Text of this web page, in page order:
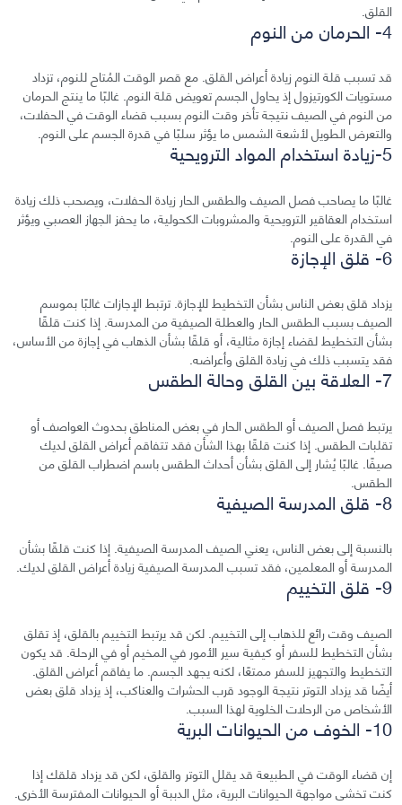
القلق.
4- الحرمان من النوم
قد تسبب قلة النوم زيادة أعراض القلق. مع قصر الوقت المُتاح للنوم، تزداد
مستويات الكورتيزول إذ يحاول الجسم تعويض قلة النوم. غالبًا ما ينتج الحرمان
من النوم في الصيف نتيجة تأخر وقت النوم بسبب قضاء الوقت في الحفلات،
والتعرض الطويل لأشعة الشمس ما يؤثر سلبًا في قدرة الجسم على النوم.
5-زيادة استخدام المواد الترويحية
غالبًا ما يصاحب فصل الصيف والطقس الحار زيادة الحفلات، ويصحب ذلك زيادة
استخدام العقاقير الترويحية والمشروبات الكحولية، ما يحفز الجهاز العصبي ويؤثر
في القدرة على النوم.
6- قلق الإجازة
يزداد قلق بعض الناس بشأن التخطيط للإجازة. ترتبط الإجازات غالبًا بموسم
الصيف بسبب الطقس الحار والعطلة الصيفية من المدرسة. إذا كنت قلقًا
بشأن التخطيط لقضاء إجازة مثالية، أو قلقًا بشأن الذهاب في إجازة من الأساس،
فقد يتسبب ذلك في زيادة القلق وأعراضه.
7- العلاقة بين القلق وحالة الطقس
يرتبط فصل الصيف أو الطقس الحار في بعض المناطق بحدوث العواصف أو
تقلبات الطقس. إذا كنت قلقًا بهذا الشأن فقد تتفاقم أعراض القلق لديك
صيفًا. غالبًا يُشار إلى القلق بشأن أحداث الطقس باسم اضطراب القلق من
الطقس.
8- قلق المدرسة الصيفية
بالنسبة إلى بعض الناس، يعني الصيف المدرسة الصيفية. إذا كنت قلقًا بشأن
المدرسة أو المعلمين، فقد تسبب المدرسة الصيفية زيادة أعراض القلق لديك.
9- قلق التخييم
الصيف وقت رائع للذهاب إلى التخييم. لكن قد يرتبط التخييم بالقلق، إذ تقلق
بشأن التخطيط للسفر أو كيفية سير الأمور في المخيم أو في الرحلة. قد يكون
التخطيط والتجهيز للسفر ممتعًا، لكنه يجهد الجسم. ما يفاقم أعراض القلق.
أيضًا قد يزداد التوتر نتيجة الوجود قرب الحشرات والعناكب، إذ يزداد قلق بعض
الأشخاص من الرحلات الخلوية لهذا السبب.
10- الخوف من الحيوانات البرية
إن قضاء الوقت في الطبيعة قد يقلل التوتر والقلق، لكن قد يزداد قلقك إذا
كنت تخشى مواجهة الحيوانات البرية، مثل الدببة أو الحيوانات المفترسة الأخرى.